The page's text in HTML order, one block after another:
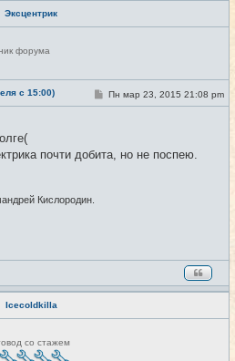
Эксцентрик
форума
с 15:00) #5
С
о
н
Пн мар 23, 2015 21:08 pm
почти добита, но не поспею.
Кислородин.
Icecoldkilla
со стажем